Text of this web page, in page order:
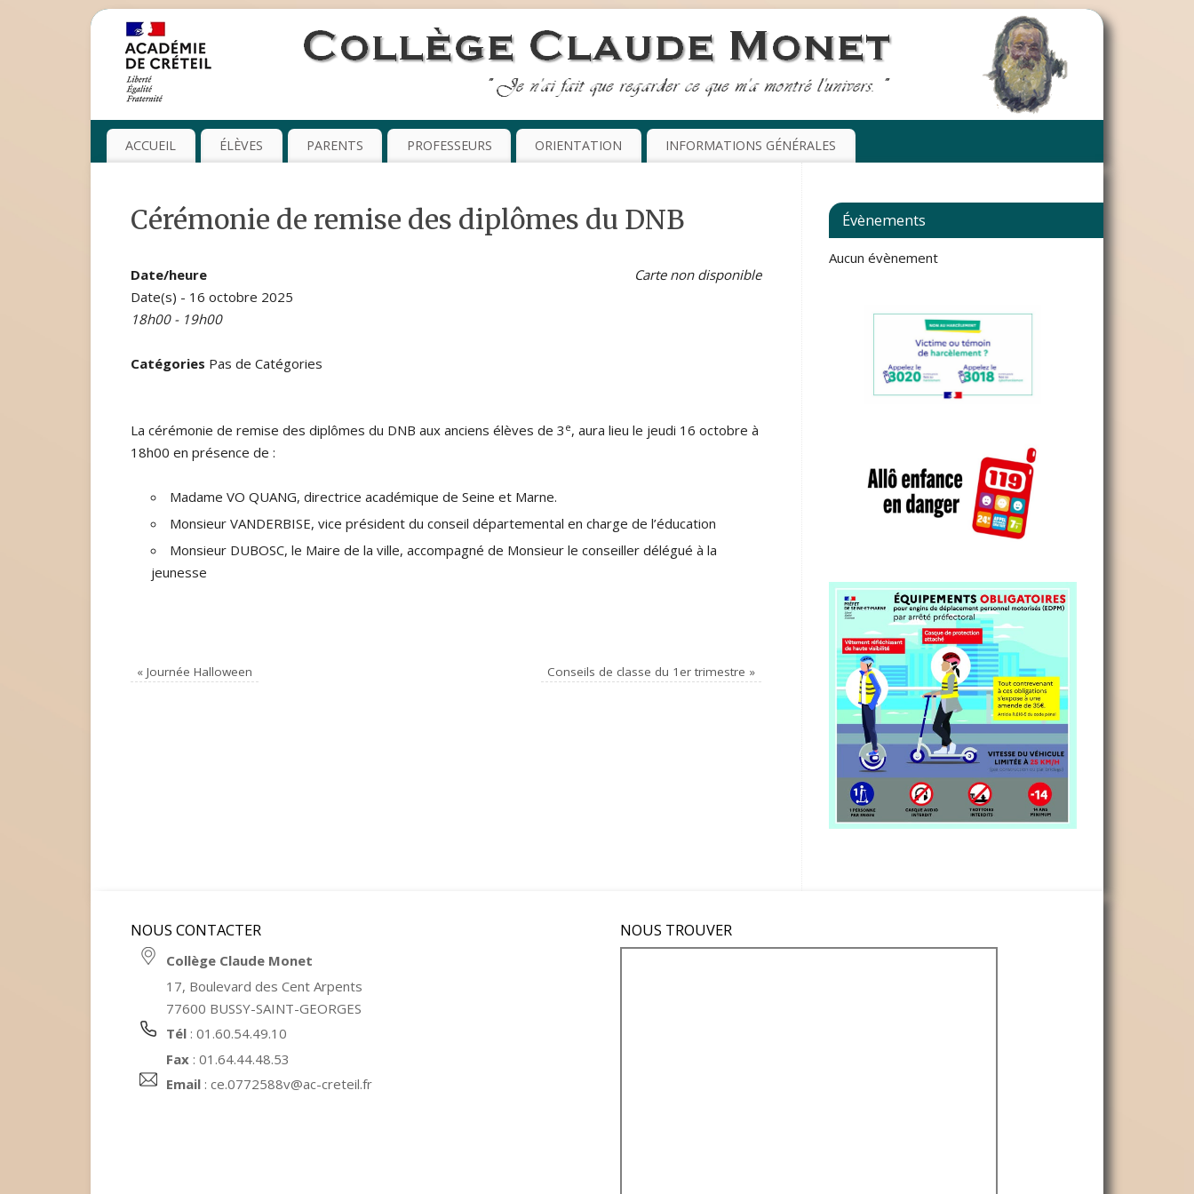
ACCUEIL ÉLÈVES PARENTS PROFESSEURS ORIENTATION INFORMATIONS GÉNÉRALES
Cérémonie de remise des diplômes du DNB
Carte non disponible
Date/heure
Date(s) - 16 octobre 2025
18h00 - 19h00
Catégories Pas de Catégories
La cérémonie de remise des diplômes du DNB aux anciens élèves de 3 e, aura lieu le jeudi 16 octobre à
18h00 en présence de :
Madame VO QUANG, directrice académique de Seine et Marne.
Monsieur VANDERBISE, vice président du conseil départemental en charge de l’éducation
Monsieur DUBOSC, le Maire de la ville, accompagné de Monsieur le conseiller délégué à la
jeunesse
« Journée Halloween Conseils de classe du 1er trimestre »
Évènements
Aucun évènement
NOUS CONTACTER
Collège Claude Monet
17, Boulevard des Cent Arpents
77600 BUSSY-SAINT-GEORGES
Tél : 01.60.54.49.10
Fax : 01.64.44.48.53
Email : ce.0772588v@ac-creteil.fr
NOUS TROUVER